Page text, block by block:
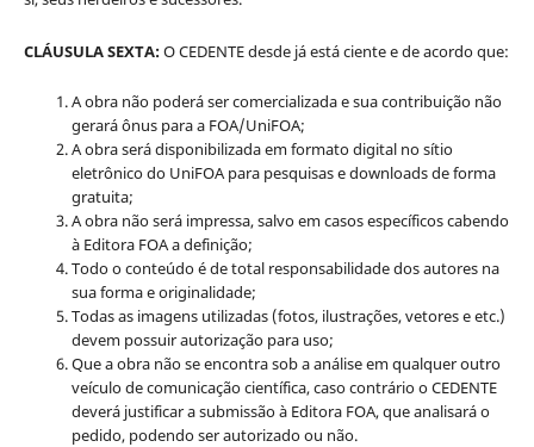
CLÁUSULA SEXTA:O CEDENTE desde já está ciente e de acordo que:
A obra não poderá ser comercializada e sua contribuição não
gerará ônus para a FOA/UniFOA;
A obra será disponibilizada em formato digital no sítio
eletrônico do UniFOA para pesquisas e downloads de forma
gratuita;
A obra não será impressa, salvo em casos específicos cabendo
à Editora FOA a definição;
Todo o conteúdo é de total responsabilidade dos autores na
sua forma e originalidade;
Todas as imagens utilizadas (fotos, ilustrações, vetores e etc.)
devem possuir autorização para uso;
Que a obra não se encontra sob a análise em qualquer outro
veículo de comunicação científica, caso contrário o CEDENTE
deverá justificar a submissão à Editora FOA, que analisará o
pedido, podendo ser autorizado ou não.